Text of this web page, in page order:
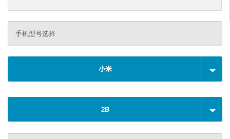
手机型号选择
小米
2B